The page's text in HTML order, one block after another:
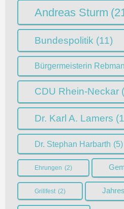
Andreas Sturm
Bundespolitik (11)
Bürgermeisterin
CDU Rhein-Neckar
Dr. Karl A. Lamers
Dr. Stephan Harbarth (5)
Ehrungen (2)
Grillfest (2)